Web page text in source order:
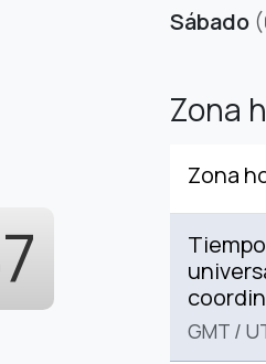
Sábado
Zona
Zona
Tiempo
GMT /